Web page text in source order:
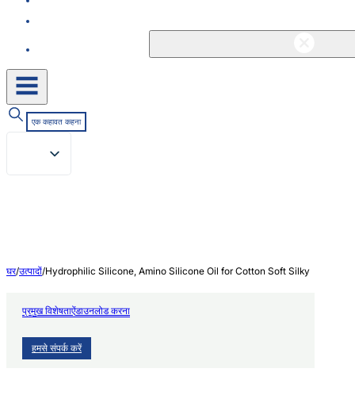
एक कहावत कहना
घर/उत्पादों/Hydrophilic Silicone, Amino Silicone Oil for Cotton Soft Silky
प्रमुख विशेषताऐंडाउनलोड करना
हमसे संपर्क करें